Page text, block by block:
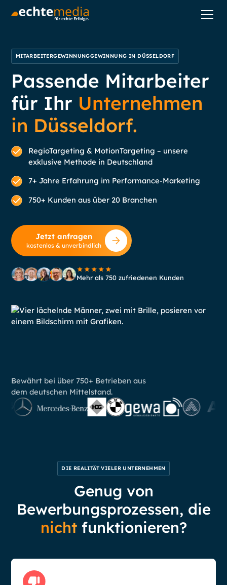
MITARBEITERGEWINNUNGGEWINNUNG IN DÜSSELDORF
Passende Mitarbeiter
für Ihr Unternehmen
in Düsseldorf.
RegioTargeting & MotionTargeting – unsere
exklusive Methode in Deutschland
7+ Jahre Erfahrung im Performance-Marketing
750+ Kunden aus über 20 Branchen
Jetzt anfragen
kostenlos & unverbindlich
Mehr als 750 zufriedenen Kunden
Bewährt bei über 750+ Betrieben aus
dem deutschen Mittelstand.
DIE REALITÄT VIELER UNTERNEHMEN
Genug von
Bewerbungsprozessen, die
nichtfunktionieren?